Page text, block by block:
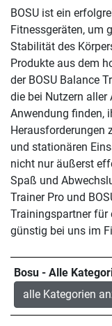
BOSU ist ein
Fitnessgeräten, um
Stabilität des
Produkte aus dem
der BOSU Balance
die bei Nutzern
Anwendung finden,
Herausforderungen
und stationären
nicht nur äußerst
Spaß und
Trainer Pro und
Trainingspartner für
günstig bei uns im
Bosu - Alle
alle Kategorien